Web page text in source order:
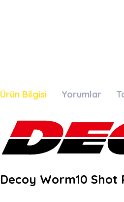
Ürün Bilgisi Yorumlar
Decoy Worm10 Shot